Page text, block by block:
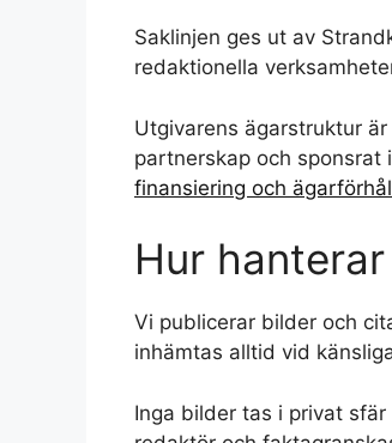
Saklinjen ges ut av
redaktionella
Utgivarens ägarstruktur
partnerskap och sponsrat
finansiering och
Hur
Vi publicerar bilder och
inhämtas alltid vid
Inga bilder tas i privat